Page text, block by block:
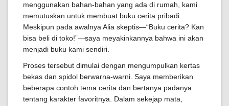
menggunakan bahan-bahan yang ada di rumah, kami
memutuskan untuk membuat buku cerita pribadi.
Meskipun pada awalnya Alia skeptis—“Buku cerita? Kan
bisa beli di toko!”—saya meyakinkannya bahwa ini akan
menjadi buku kami sendiri.
Proses tersebut dimulai dengan mengumpulkan kertas
bekas dan spidol berwarna-warni. Saya memberikan
beberapa contoh tema cerita dan bertanya padanya
tentang karakter favoritnya. Dalam sekejap mata,